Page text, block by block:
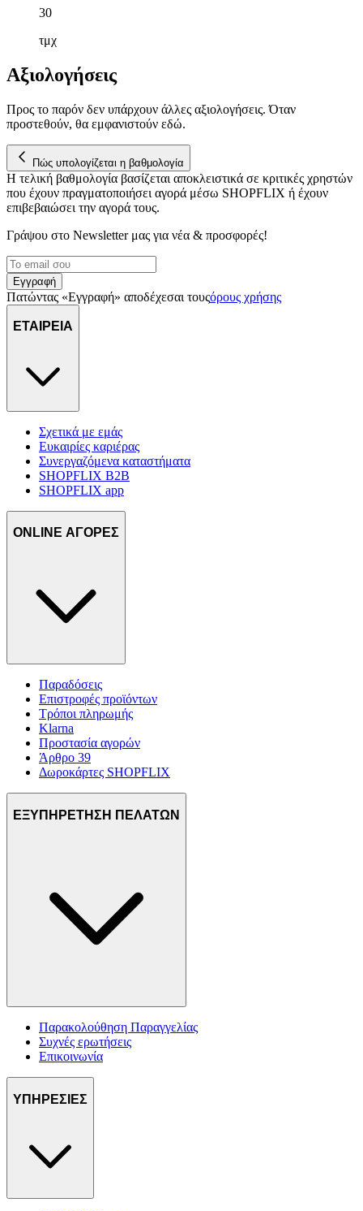
αναλύουμε την κυκλοφορία μας. Εμείς και οι 1022 συνεργάτες
διεύθυνση IP σας, χρησιμοποιώντας τεχνολογία όπως cookies
για να αποθηκεύουμε και να έχουμε πρόσβαση σε πληροφορίες
στη συσκευή σας, με σκοπό την προβολή εξατομικευμένων
διαφημίσεις και περιεχόμενο, την καλύτερη εικόνα του κοινού
μας και την ανάπτυξη προϊόντων. Επίσης, κοινοποιούμε
πληροφορίες σχετικά με την από μέρους σας χρήση της
τοποθεσίας μας στους συνεργάτες μέσων κοινωνικής
δικτύωσης, διαφημίσεων και ανάλυσης.
30
τμχ
Αξιολογήσεις
Προς το παρόν δεν υπάρχουν άλλες αξιολογήσεις. Όταν
προστεθούν, θα εμφανιστούν εδώ.
Πώς υπολογίζεται η βαθμολογία
Η τελική βαθμολογία βασίζεται αποκλειστικά σε κριτικές χρηστών
που έχουν πραγματοποιήσει αγορά μέσω SHOPFLIX ή έχουν
επιβεβαιώσει την αγορά τους.
Γράψου στο Νewsletter μας για νέα & προσφορές!
Εγγραφή
Πατώντας «Εγγραφή» αποδέχεσαι τουςόρους χρήσης
ΕΤΑΙΡΕΙΑ
Σχετικά με εμάς
Ευκαιρίες καριέρας
Συνεργαζόμενα καταστήματα
SHOPFLIX B2B
SHOPFLIX app
ONLINE ΑΓΟΡΕΣ
Παραδόσεις
Επιστροφές προϊόντων
Τρόποι πληρωμής
Klarna
Προστασία αγορών
Άρθρο 39
Δωροκάρτες SHOPFLIX
ΕΞΥΠΗΡΕΤΗΣΗ ΠΕΛΑΤΩΝ
Παρακολούθηση Παραγγελίας
Συχνές ερωτήσεις
Επικοινωνία
ΥΠΗΡΕΣΙΕΣ